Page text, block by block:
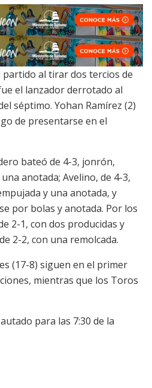
al tirar dos tercios de
el lanzador derrotado al
séptimo. Yohan Ramírez (2)
de presentarse en el
bateó de 4-3, jonrón,
anotada; Avelino, de 4-3,
y una anotada, y
por bolas y anotada. Por los
2-1, con dos producidas y
2-2, con una remolcada.
(17-8) siguen en el primer
mientras que los Toros
para las 7:30 de la